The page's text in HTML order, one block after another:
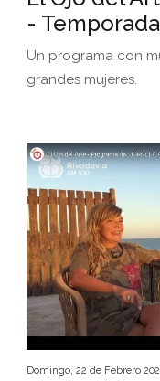
-
Un programa con
grandes mujeres.
Domingo, 22 de Febrero